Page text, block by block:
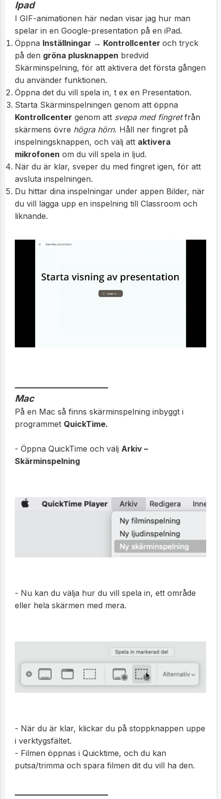
Ipad
I GIF-animationen här nedan visar jag hur man
spelar in en Google-presentation på en iPad.
Öppna Inställningar → Kontrollcenter och tryck
på den gröna plusknappen bredvid
Skärminspelning, för att aktivera det första gången
du använder funktionen.
Öppna det du vill spela in, t ex en Presentation.
Starta Skärminspelningen genom att öppna
Kontrollcenter genom att svepa med fingretfrån
skärmens övre högra hörn. Håll ner fingret på
inspelningsknappen, och välj att aktivera
mikrofonen om du vill spela in ljud.
När du är klar, sveper du med fingret igen, för att
avsluta inspelningen.
Du hittar dina inspelningar under appen Bilder, när
du vill lägga upp en inspelning till Classroom och
liknande.
Mac
På en Mac så finns skärminspelning inbyggt i
programmet QuickTime.
- Öppna QuickTime och välj Arkiv –
Skärminspelning
- Nu kan du välja hur du vill spela in, ett område
eller hela skärmen med mera.
- När du är klar, klickar du på stoppknappen uppe
i verktygsfältet.
- Filmen öppnas i Quicktime, och du kan
putsa/trimma och spara filmen dit du vill ha den.